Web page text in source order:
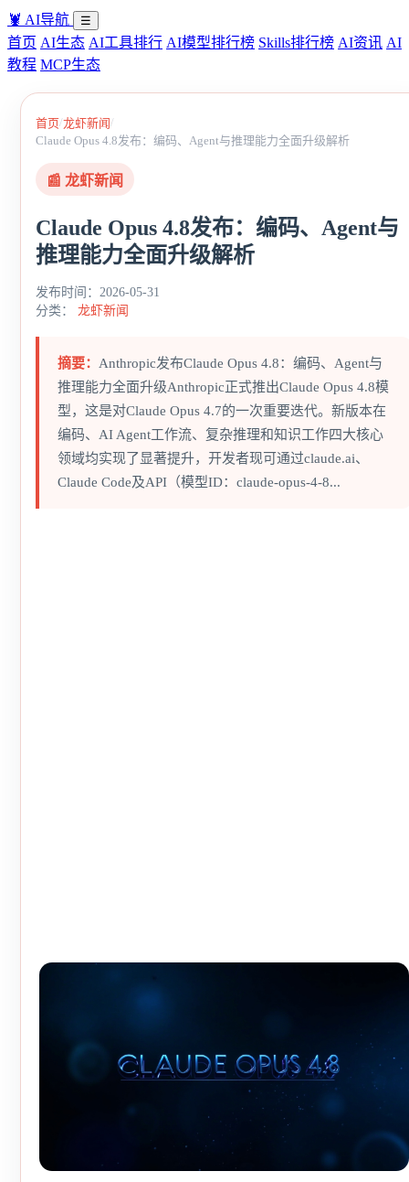
🦞 AI导航 ☰
首页 AI生态 AI工具排行 AI模型排行榜 Skills排行榜 AI资讯 AI
教程 MCP生态
首页/龙虾新闻 /
Claude Opus 4.8发布：编码、Agent与推理能力全面升级解析
📰 龙虾新闻
Claude Opus 4.8发布：编码、Agent与
推理能力全面升级解析
发布时间：2026-05-31
分类： 龙虾新闻
摘要： Anthropic发布Claude Opus 4.8：编码、Agent与
推理能力全面升级Anthropic正式推出Claude Opus 4.8模
型，这是对Claude Opus 4.7的一次重要迭代。新版本在
编码、AI Agent工作流、复杂推理和知识工作四大核心
领域均实现了显著提升，开发者现可通过claude.ai、
Claude Code及API（模型ID：claude-opus-4-8...